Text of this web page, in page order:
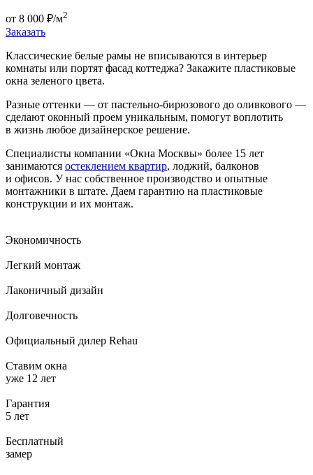
от 8 000 ₽/м2
Заказать
Классические белые рамы не вписываются в интерьер
комнаты или портят фасад коттеджа? Закажите пластиковые
окна зеленого цвета.
Разные оттенки — от пастельно-бирюзового до оливкового —
сделают оконный проем уникальным, помогут воплотить
в жизнь любое дизайнерское решение.
Специалисты компании «Окна Москвы» более 15 лет
занимаются остеклением квартир, лоджий, балконов
и офисов. У нас собственное производство и опытные
монтажники в штате. Даем гарантию на пластиковые
конструкции и их монтаж.
Экономичность
Легкий монтаж
Лаконичный дизайн
Долговечность
Официальный дилер Rehau
Ставим окна
уже 12 лет
Гарантия
5 лет
Бесплатный
замер